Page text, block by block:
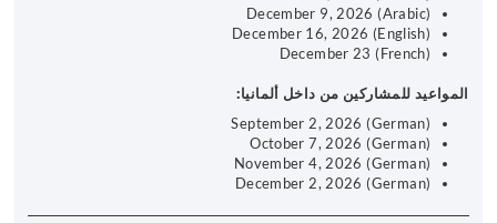
December 9, 2026 (Arabic)
December 16, 2026 (English)
December 23 (French)
المواعيد للمشاركين من داخل ألمانيا:
September 2, 2026 (German)
October 7, 2026 (German)
November 4, 2026 (German)
December 2, 2026 (German)